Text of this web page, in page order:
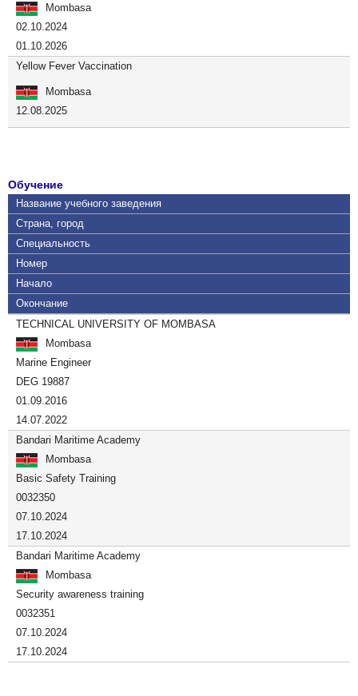
Mombasa
02.10.2024
01.10.2026
Yellow Fever Vaccination
Mombasa
12.08.2025
Обучение
Название учебного заведения
Страна, город
Специальность
Номер
Начало
Окончание
TECHNICAL UNIVERSITY OF MOMBASA
Mombasa
Marine Engineer
DEG 19887
01.09.2016
14.07.2022
Bandari Maritime Academy
Mombasa
Basic Safety Training
0032350
07.10.2024
17.10.2024
Bandari Maritime Academy
Mombasa
Security awareness training
0032351
07.10.2024
17.10.2024